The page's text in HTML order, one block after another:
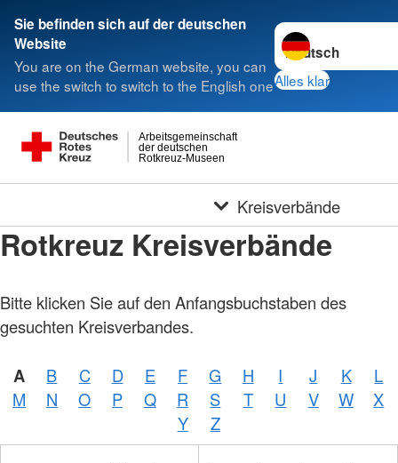
Sie befinden sich auf der deutschen
Website
You are on the German website, you can
use the switch to switch to the English one
Sprache wechseln
Alles klar
Rotkreuz-Museen
der deutschen
Arbeitsgemeinschaft
Kreisverbände
Rotkreuz Kreisverbände
Bitte klicken Sie auf den Anfangsbuchstaben des
gesuchten Kreisverbandes.
A B C D E F G H I J K
L
M
N O P Q R S T U V W
X
Y
Z